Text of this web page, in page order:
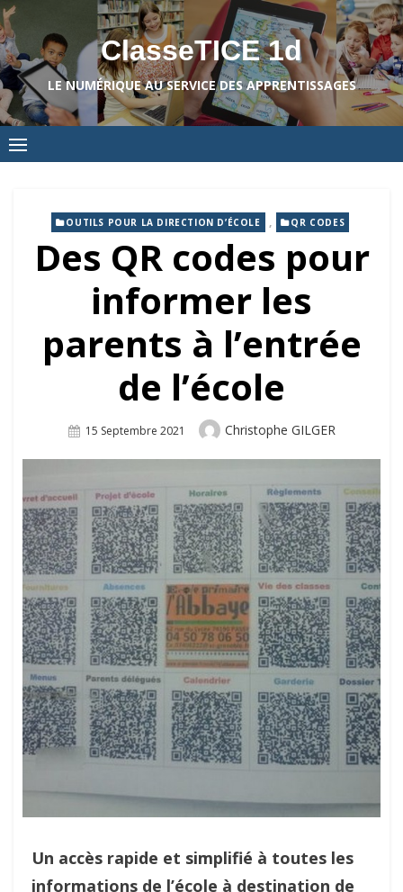
Skip
to
content
ClasseTICE 1d
LE NUMÉRIQUE AU SERVICE DES APPRENTISSAGES
OUTILS POUR LA DIRECTION D’ÉCOLE , QR CODES
Des QR codes pour
informer les
parents à l’entrée
de l’école
Posted
15 Septembre 2021 Author
Christophe GILGER
Un accès rapide et simplifié à toutes les
informations de l’école à destination de